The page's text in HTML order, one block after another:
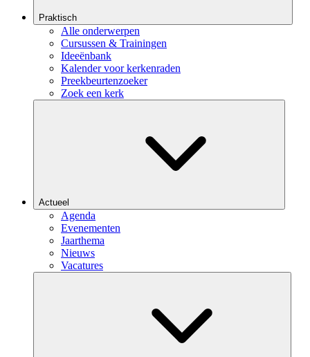
Praktisch
Alle onderwerpen
Cursussen & Trainingen
Ideeënbank
Kalender voor kerkenraden
Preekbeurtenzoeker
Zoek een kerk
Actueel
Agenda
Evenementen
Jaarthema
Nieuws
Vacatures